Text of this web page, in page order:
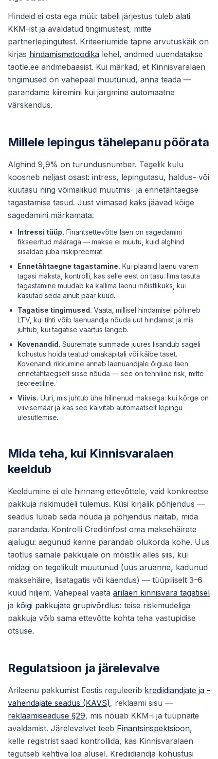
Hindeid ei osta ega müü: tabeli järjestus tuleb alati
KKM-ist ja avaldatud tingimustest, mitte
partnerlepingutest. Kriteeriumide täpne arvutuskäik on
kirjas hindamismetoodika lehel, andmed uuendatakse
taotle.ee andmebaasist. Kui märkad, et Kinnisvaralaen
tingimused on vahepeal muutunud, anna teada —
parandame kiiremini kui järgmine automaatne
värskendus.
Millele lepingus tähelepanu pöörata
Alghind 9,9% on turundusnumber. Tegelik kulu
koosneb neljast osast: intress, lepingutasu, haldus- või
kuutasu ning võimalikud muutmis- ja ennetähtaegse
tagastamise tasud. Just viimased kaks jäävad kõige
sagedamini märkamata.
Intressi tüüp. Finantsettevõtte laen on sagedamini
fikseeritud määraga — makse ei muutu, kuid alghind
sisaldab juba riskipreemiat.
Ennetähtaegne tagastamine. Kui plaanid laenu varem
tagasi maksta, kontrolli, kas selle eest on tasu. Ilma tasuta
tagastamine muudab ka kallima laenu mõistlikuks, kui
kasutad seda ainult paar kuud.
Tagatise tingimused. Vaata, millisel hindamisel põhineb
LTV, kui tihti võib laenuandja nõuda uut hindamist ja mis
juhtub, kui tagatise väärtus langeb.
Kovenandid. Suuremate summade juures lisandub sageli
kohustus hoida teatud omakapitali või käibe taset.
Kovenandi rikkumine annab laenuandjale õiguse laen
ennetähtaegselt sisse nõuda — see on tehniline risk, mitte
teoreetiline.
Viivis. Uuri, mis juhtub ühe hilinenud maksega: kui kõrge on
viivisemäär ja kas see käivitab automaatselt lepingu
ülesütlemise.
Mida teha, kui Kinnisvaralaen
keeldub
Keeldumine ei ole hinnang ettevõttele, vaid konkreetse
pakkuja riskimudeli tulemus. Küsi kirjalik põhjendus —
seadus lubab seda nõuda ja põhjendus näitab, mida
parandada. Kontrolli Creditinfost oma maksehäirete
ajalugu: aegunud kanne parandab olukorda kohe. Uus
taotlus samale pakkujale on mõistlik alles siis, kui
midagi on tegelikult muutunud (uus aruanne, kadunud
maksehäire, lisatagatis või käendus) — tüüpiliselt 3–6
kuud hiljem. Vahepeal vaata ärilaen kinnisvara tagatisel
ja kõigi pakkujate grupivõrdlus: teise riskimudeliga
pakkuja võib sama ettevõtte kohta teha vastupidise
otsuse.
Regulatsioon ja järelevalve
Ärilaenu pakkumist Eestis reguleerib krediidiandjate ja -
vahendajate seadus (KAVS), reklaami sisu —
reklaamiseaduse §29, mis nõuab KKM-i ja tüüpnäite
avaldamist. Järelevalvet teeb Finantsinspektsioon,
kelle registrist saad kontrollida, kas Kinnisvaralaen
tegutseb kehtiva loa alusel. Krediidiandja kohustusi